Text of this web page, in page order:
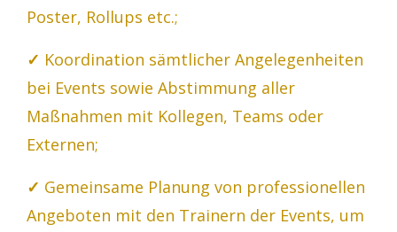
Poster, Rollups etc.;
✓ Koordination sämtlicher Angelegenheiten
bei Events sowie Abstimmung aller
Maßnahmen mit Kollegen, Teams oder
Externen;
✓ Gemeinsame Planung von professionellen
Angeboten mit den Trainern der Events, um